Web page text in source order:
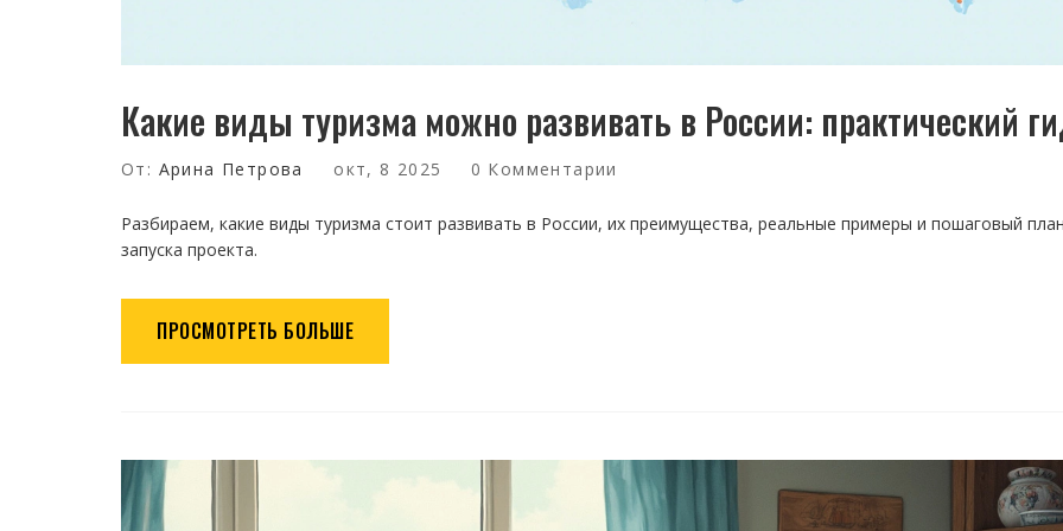
Какие виды туризма можно развивать в России: практический
От: Арина Петрова окт, 8 2025 0 Комментарии
Разбираем, какие виды туризма стоит развивать в России, их преимущества, реальные примеры и пошаговый
запуска проекта.
ПРОСМОТРЕТЬ БОЛЬШЕ